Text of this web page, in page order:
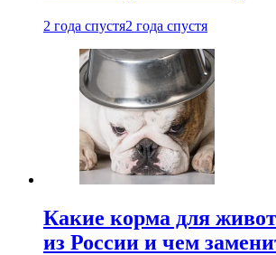
2 года спустя2 года спустя
Какие корма для
из России и чем